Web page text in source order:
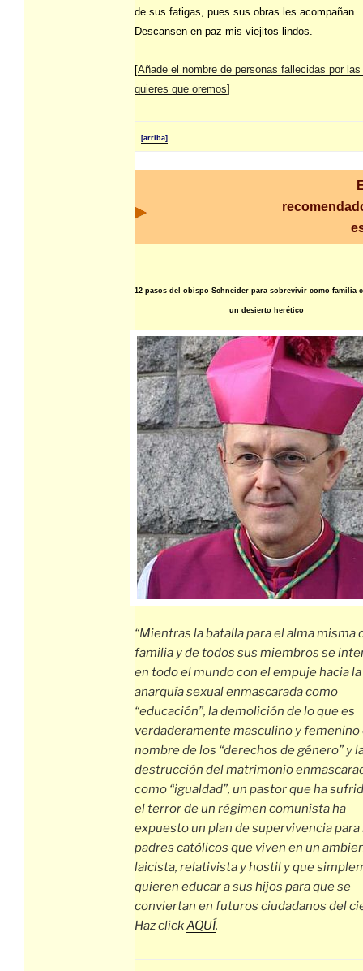
de sus fatigas, pues sus obras les acompañan.
Descansen en paz mis viejitos lindos.
[Añade el nombre de personas fallecidas por las
quieres que oremos]
[arriba]
12 pasos del obispo Schneider para sobrevivir como familia
un desierto herético
“Mientras la batalla para el alma misma
familia y de todos sus miembros se
en todo el mundo con el empuje hacia la
anarquía sexual enmascarada como
“educación”, la demolición de lo que es
verdaderamente masculino y femenino
nombre de los “derechos de género” y
destrucción del matrimonio
como “igualdad”, un pastor que ha
el terror de un régimen comunista ha
expuesto un plan de supervivencia para
padres católicos que viven en un
laicista, relativista y hostil y que
quieren educar a sus hijos para que se
conviertan en futuros ciudadanos del
Haz clickAQUÍ.